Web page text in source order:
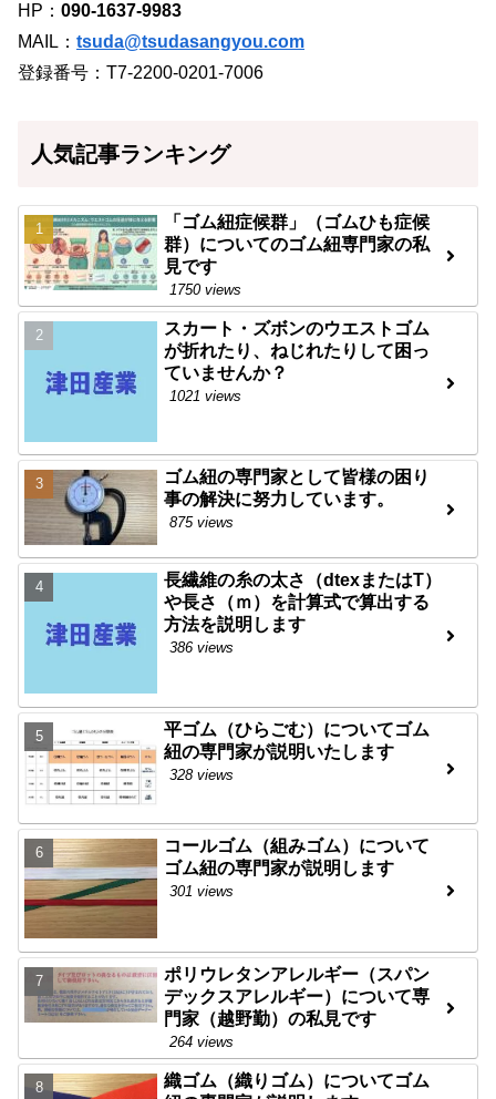
HP： 090-1637-9983
MAIL： tsuda@tsudasangyou.com
登録番号：T7-2200-0201-7006
人気記事ランキング
「ゴム紐症候群」（ゴムひも症候
群）についてのゴム紐専門家の私
見です
1750 views
スカート・ズボンのウエストゴム
が折れたり、ねじれたりして困っ
ていませんか？
1021 views
ゴム紐の専門家として皆様の困り
事の解決に努力しています。
875 views
長繊維の糸の太さ（dtexまたはT）
や長さ（ｍ）を計算式で算出する
方法を説明します
386 views
平ゴム（ひらごむ）についてゴム
紐の専門家が説明いたします
328 views
コールゴム（組みゴム）について
ゴム紐の専門家が説明します
301 views
ポリウレタンアレルギー（スパン
デックスアレルギー）について専
門家（越野勤）の私見です
264 views
織ゴム（織りゴム）についてゴム